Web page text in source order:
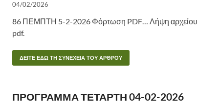
04/02/2026
86 ΠΕΜΠΤΗ 5-2-2026 Φόρτωση PDF… Λήψη αρχείου
pdf.
ΔΕΙΤΕ ΕΔΩ ΤΗ ΣΥΝΕΧΕΙΑ ΤΟΥ ΑΡΘΡΟΥ
ΠΡΟΓΡΑΜΜΑ ΤΕΤΑΡΤΗ 04-02-2026